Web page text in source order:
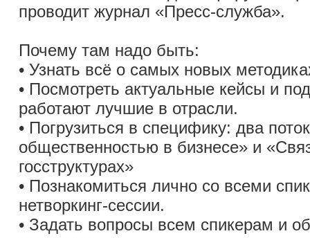
проводит журнал «Пресс-служба».
Почему там надо быть:
• Узнать всё о самых новых
• Посмотреть актуальные кейсы и
работают лучшие в отрасли.
• Погрузиться в специфику: два
общественностью в бизнесе» и
госструктурах»
• Познакомиться лично со всеми
нетворкинг-сессии.
• Задать вопросы всем спикерам и